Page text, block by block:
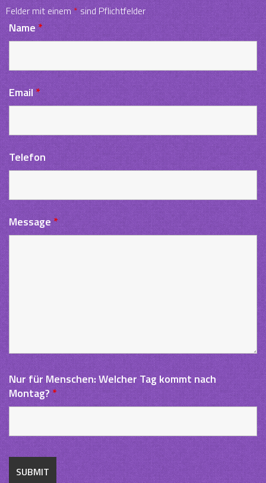
Felder mit einem *sind Pflichtfelder
Name *
Email*
Telefon
Message *
Nur für Menschen: Welcher Tag kommt nach
Montag? *